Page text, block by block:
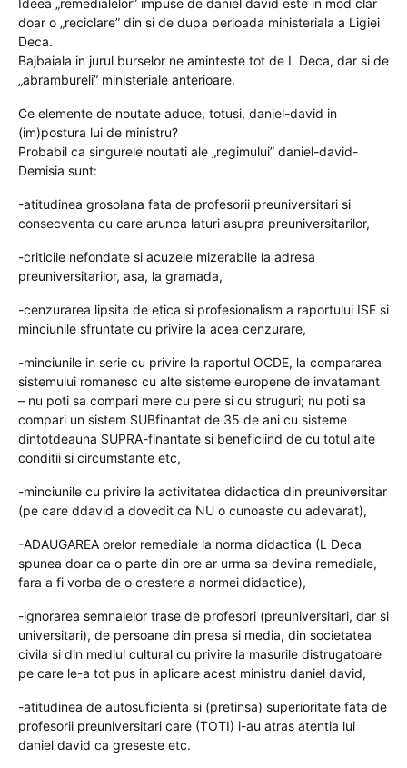
Ideea „remedialelor” impuse de daniel david este in mod clar
doar o „reciclare” din si de dupa perioada ministeriala a Ligiei
Deca.
Bajbaiala in jurul burselor ne aminteste tot de L Deca, dar si de
„abrambureli” ministeriale anterioare.
Ce elemente de noutate aduce, totusi, daniel-david in
(im)postura lui de ministru?
Probabil ca singurele noutati ale „regimului” daniel-david-
Demisia sunt:
-atitudinea grosolana fata de profesorii preuniversitari si
consecventa cu care arunca laturi asupra preuniversitarilor,
-criticile nefondate si acuzele mizerabile la adresa
preuniversitarilor, asa, la gramada,
-cenzurarea lipsita de etica si profesionalism a raportului ISE si
minciunile sfruntate cu privire la acea cenzurare,
-minciunile in serie cu privire la raportul OCDE, la compararea
sistemului romanesc cu alte sisteme europene de invatamant
– nu poti sa compari mere cu pere si cu struguri; nu poti sa
compari un sistem SUBfinantat de 35 de ani cu sisteme
dintotdeauna SUPRA-finantate si beneficiind de cu totul alte
conditii si circumstante etc,
-minciunile cu privire la activitatea didactica din preuniversitar
(pe care ddavid a dovedit ca NU o cunoaste cu adevarat),
-ADAUGAREA orelor remediale la norma didactica (L Deca
spunea doar ca o parte din ore ar urma sa devina remediale,
fara a fi vorba de o crestere a normei didactice),
-ignorarea semnalelor trase de profesori (preuniversitari, dar si
universitari), de persoane din presa si media, din societatea
civila si din mediul cultural cu privire la masurile distrugatoare
pe care le-a tot pus in aplicare acest ministru daniel david,
-atitudinea de autosuficienta si (pretinsa) superioritate fata de
profesorii preuniversitari care (TOTI) i-au atras atentia lui
daniel david ca greseste etc.